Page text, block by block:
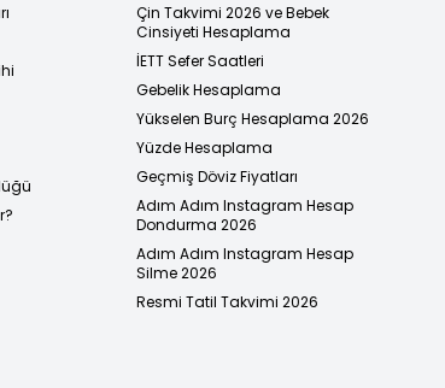
Çin Takvimi 2026 ve Bebek
Cinsiyeti Hesaplama
İETT Sefer Saatleri
Gebelik Hesaplama
Yükselen Burç Hesaplama 2026
Yüzde Hesaplama
Geçmiş Döviz Fiyatları
Adım Adım Instagram Hesap
Dondurma 2026
Adım Adım Instagram Hesap
Silme 2026
Resmi Tatil Takvimi 2026